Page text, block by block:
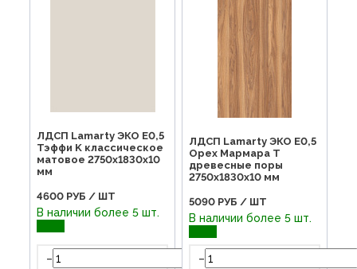
ЛДСП Lamarty ЭКО E0,5
Тэффи K классическое
матовое 2750х1830х10
мм
4600 РУБ / ШТ
В наличии более 5 шт.
-
ЛДСП Lamarty ЭКО E0,5
Орех Мармара T
древесные поры
2750х1830х10 мм
5090 РУБ / ШТ
В наличии более 5 шт.
-